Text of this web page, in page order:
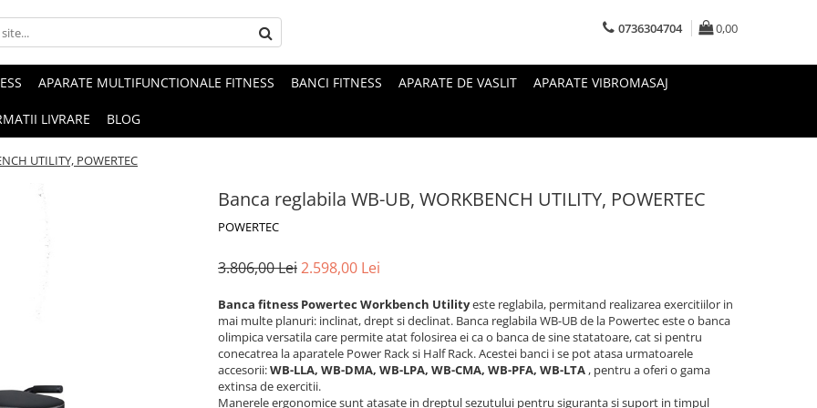
0736304704 0,00
APARATE MULTIFUNCTIONALE FITNESS BANCI FITNESS APARATE DE VASLIT APARATE VIBROMASAJ
LIVRARE BLOG
UTILITY, POWERTEC
Banca reglabila WB-UB, WORKBENCH UTILITY, POWERTEC
POWERTEC
3.806,00 Lei2.598,00 Lei
Banca fitness Powertec Workbench Utilityeste reglabila, permitand realizarea exercitiilor in
mai multe planuri: inclinat, drept si declinat. Banca reglabila WB-UB de la Powertec este o banca
olimpica versatila care permite atat folosirea ei ca o banca de sine statatoare, cat si pentru
conecatrea la aparatele Power Rack si Half Rack. Acestei banci i se pot atasa urmatoarele
accesorii:WB-LLA, WB-DMA, WB-LPA, WB-CMA, WB-PFA, WB-LTA , pentru a oferi o gama
extinsa de exercitii.
Manerele ergonomice sunt atasate in dreptul sezutului pentru siguranta si suport in timpul